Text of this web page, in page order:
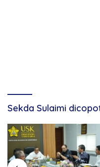
Sekda Sulaimi